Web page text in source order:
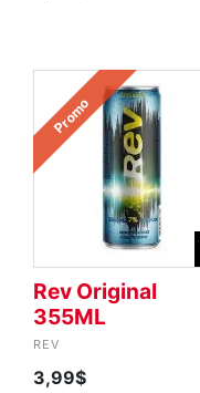
Promo
Rev Original
355ML
REV
3,99$